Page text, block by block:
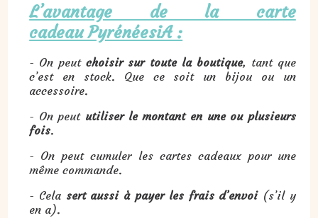
L’avantage de la carte
cadeau PyrénéesiA :
- On peutchoisir sur toute la boutique, tant que
c’est en stock. Que ce soit un bijou ou un
accessoire.
- On peut utiliser le montant en une ou plusieurs
fois.
- On peut cumuler les cartes cadeaux pour une
même commande.
- Cela sert aussi à payer les frais d’envoi(s’il y
en a).